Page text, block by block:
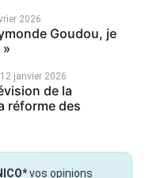
2026
Goudou, je
12 janvier 2026
de la
réforme des
vos opinions